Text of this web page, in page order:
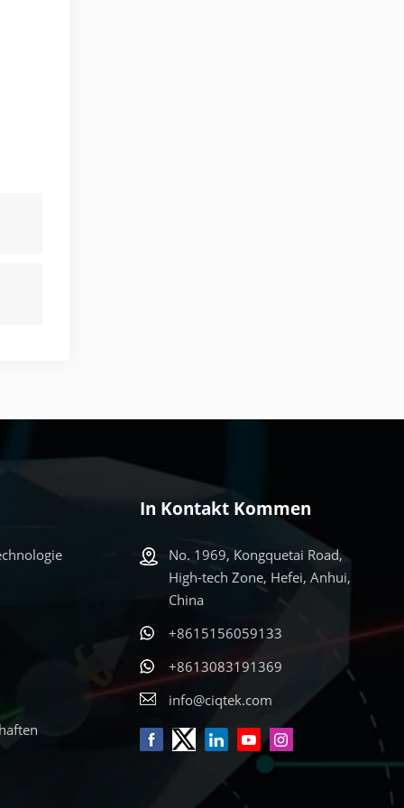
In Kontakt Kommen
No. 1969, Kongquetai Road,
High-tech Zone, Hefei, Anhui,
China
+8615156059133
+8613083191369
info@ciqtek.com